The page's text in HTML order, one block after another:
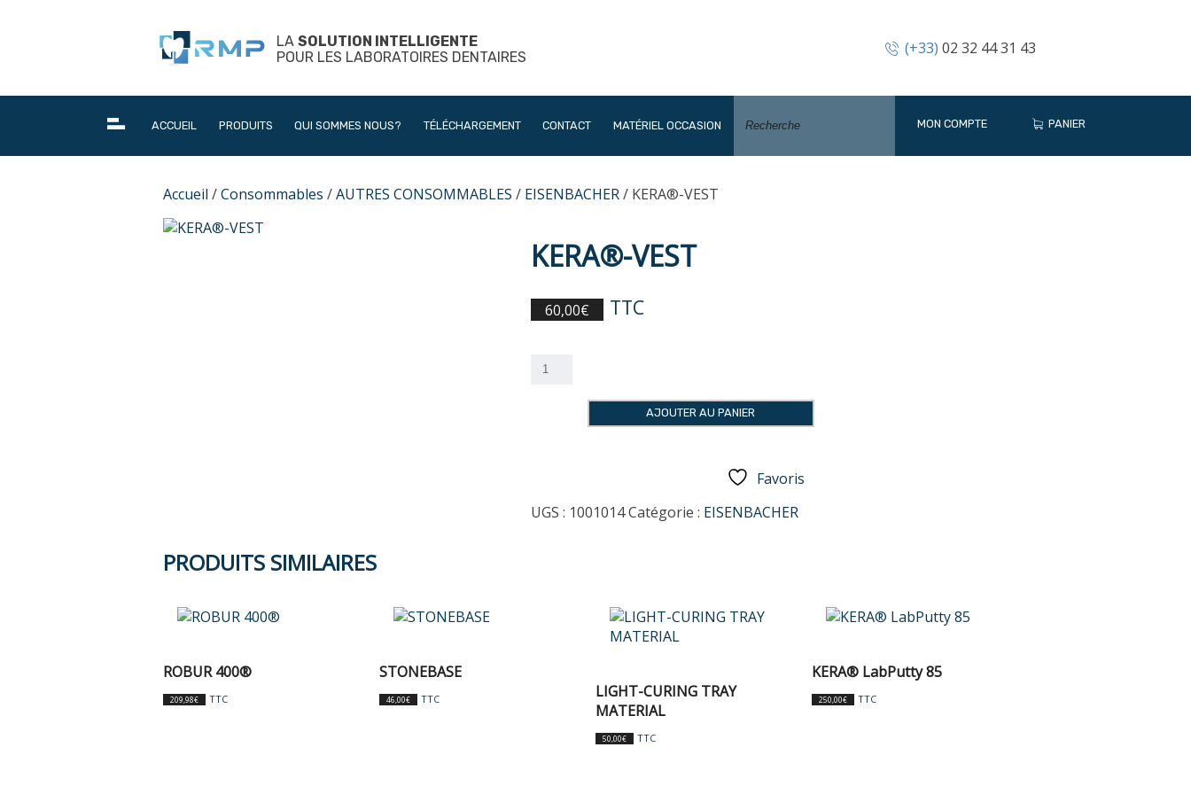
LASOLUTION INTELLIGENTE
POUR LES LABORATOIRES DENTAIRES
(+33) 02 32 44 31 43
ACCUEIL PRODUITS QUI SOMMES NOUS? TÉLÉCHARGEMENT CONTACT MATÉRIEL OCCASION MON COMPTE PANIER
Accueil /Consommables /AUTRES CONSOMMABLES / EISENBACHER/ KERA®-VEST
KERA®-VEST
60,00€ TTC
quantité
AJOUTER AU PANIER
Favoris
UGS : 1001014Catégorie : EISENBACHER
PRODUITS SIMILAIRES
ROBUR 400®
209,98€ TTC
STONEBASE
46,00€ TTC
LIGHT-CURING TRAY
MATERIAL
50,00€ TTC
KERA® LabPutty 85
250,00€ TTC